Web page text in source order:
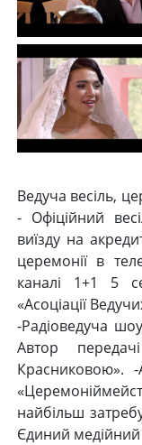
Ведуча весіль,
- Офіційний
виїзду на
церемонії в
каналі 1+1 5
«Асоціації
-Радіоведуча
Автор
Красниковою».
найбільш
Єдиний